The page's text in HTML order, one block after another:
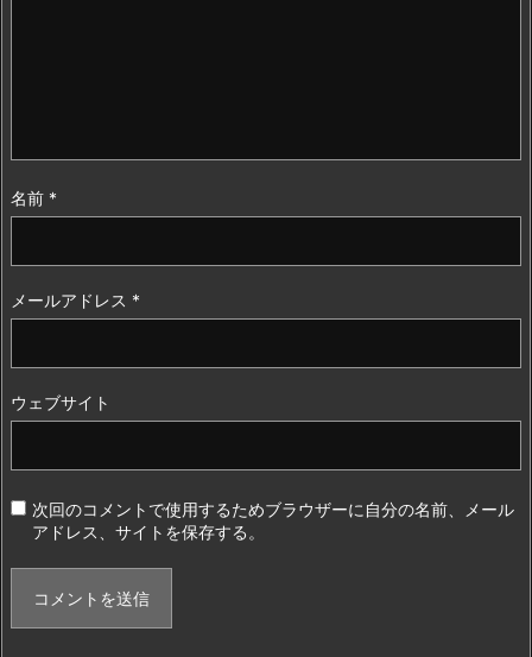
名前 *
メールアドレス *
ウェブサイト
次回のコメントで使用するためブラウザーに自分の名前、メール
アドレス、サイトを保存する。